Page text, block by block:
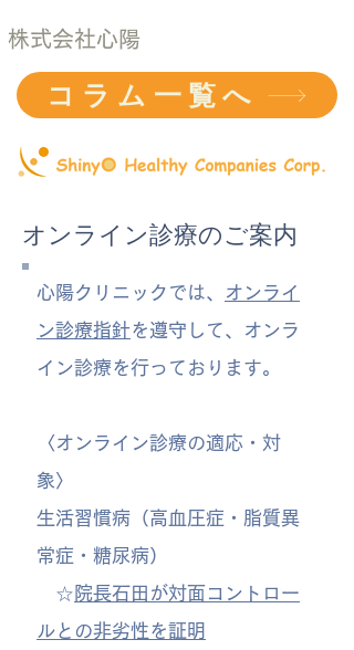
株式会社心陽
コラム一覧へ
オンライン診療のご案内
心陽クリニックでは、
オンライ
ン診療指針を遵守して、オンラ
イン診療を行っております。
〈オンライン診療の適応・対
象〉
生活習慣病（高血圧症・脂質異
常症・糖尿病）
☆ 院長石田が対面コントロー
ルとの非劣性を証明